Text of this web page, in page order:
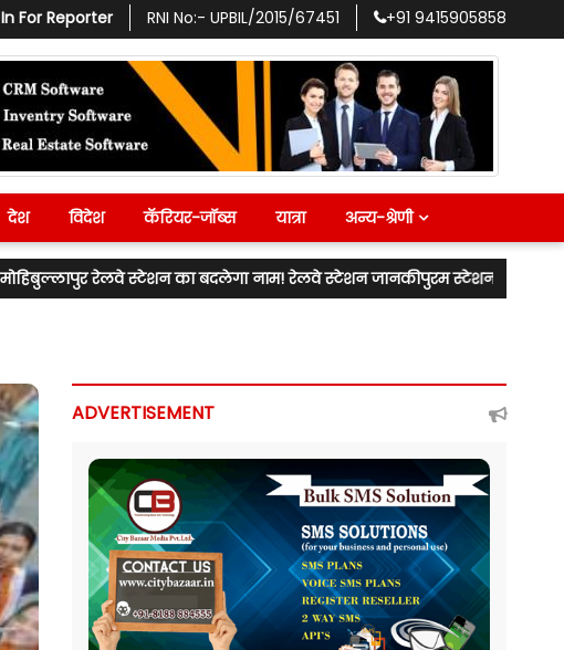
For Reporter RNI No:- UPBIL/2015/67451 +91 9415905858
देश विदेश कॅरियर-जॉब्स यात्रा अन्य-श्रेणी
का बदलेगा नाम! रेलवे स्टेशन जानकीपुरम स्टेशन के नाम से जाना जाएगा! लखनऊ
ADVERTISEMENT